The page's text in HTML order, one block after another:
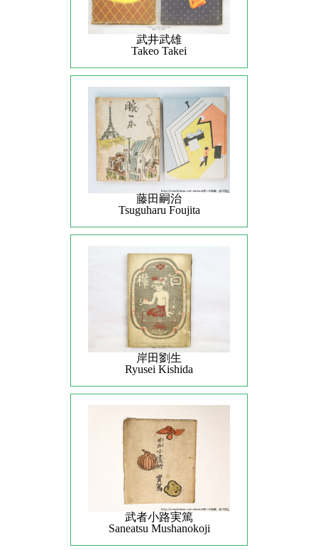
武井武雄
Takeo Takei
藤田嗣治
Tsuguharu Foujita
岸田劉生
Ryusei Kishida
武者小路実篤
Saneatsu Mushanokoji